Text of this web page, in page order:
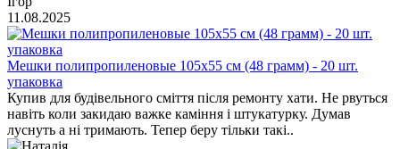
11.08.2025
Мешки полипропиленовые 105х55 см (48 грамм) - 20 шт.
упаковка
Купив для будівельного сміття після ремонту хати. Не рвуться
навіть коли закидаю важке каміння і штукатурку. Думав
луснуть а ні тримають. Тепер беру тільки такі..